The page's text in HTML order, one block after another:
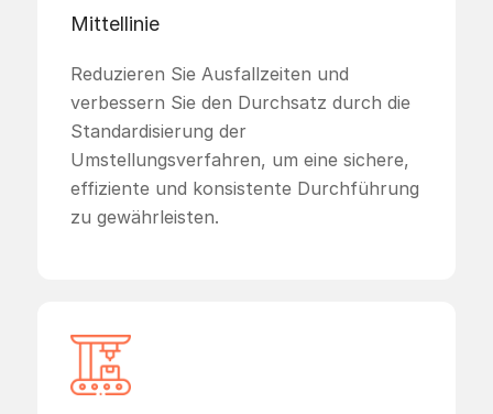
Mittellinie
Reduzieren Sie Ausfallzeiten und
verbessern Sie den Durchsatz durch die
Standardisierung der
Umstellungsverfahren, um eine sichere,
effiziente und konsistente Durchführung
zu gewährleisten.